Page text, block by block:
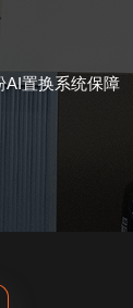
AI置换系统保障